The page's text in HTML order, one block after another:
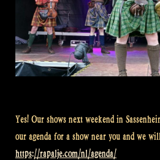
Yes! Our shows next weekend in
our agenda for a show near you and we
https://rapalje.com/nl/agenda/